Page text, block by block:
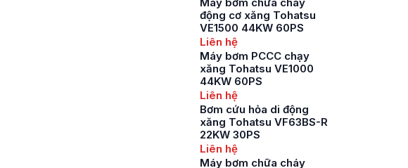
động cơ xăng Tohatsu
VE1500 44KW 60PS
Liên hệ
Máy bơm PCCC chạy
xăng Tohatsu VE1000
44KW 60PS
Liên hệ
Bơm cứu hỏa di động
xăng Tohatsu VF63BS-R
22KW 30PS
Liên hệ
Máy bơm chữa cháy